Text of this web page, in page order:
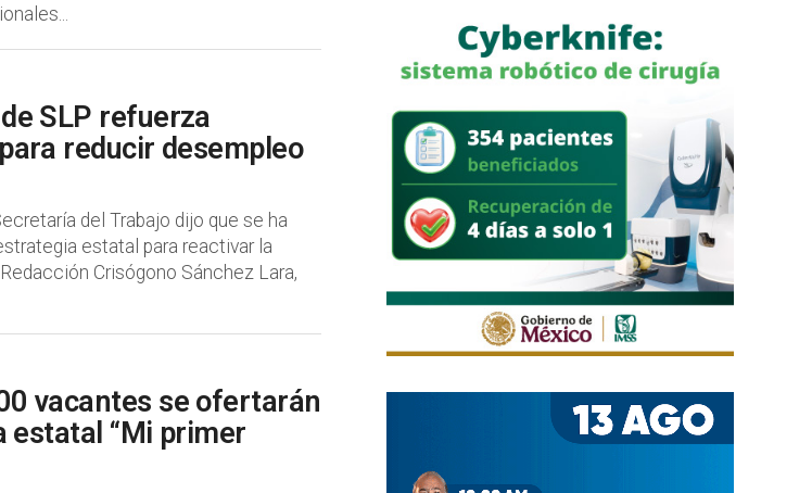
SLP refuerza
reducir desempleo
del Trabajo dijo que se ha
estatal para reactivar la
Crisógono Sánchez Lara,
vacantes se ofertarán
estatal “Mi primer